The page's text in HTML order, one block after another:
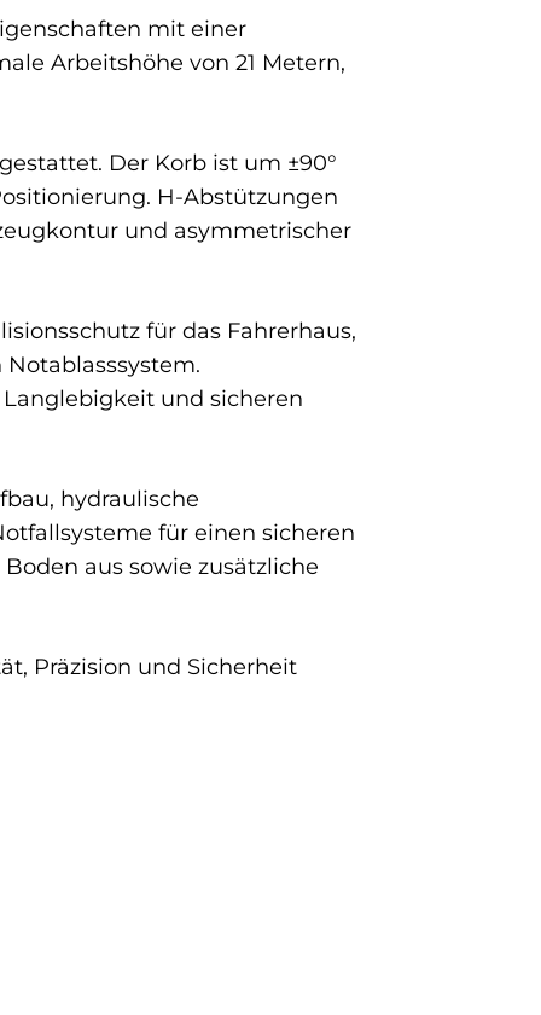
mit einer
Arbeitshöhe von 21 Metern,
Der Korb ist um ±90°
H-Abstützungen
und asymmetrischer
für das Fahrerhaus,
und sicheren
hydraulische
für einen sicheren
aus sowie zusätzliche
Präzision und Sicherheit